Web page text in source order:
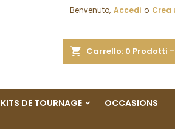
Benvenuto, Accedi o Crea
Carrello 0 Prodotti -
KITS DE TOURNAGE OCCASIONS